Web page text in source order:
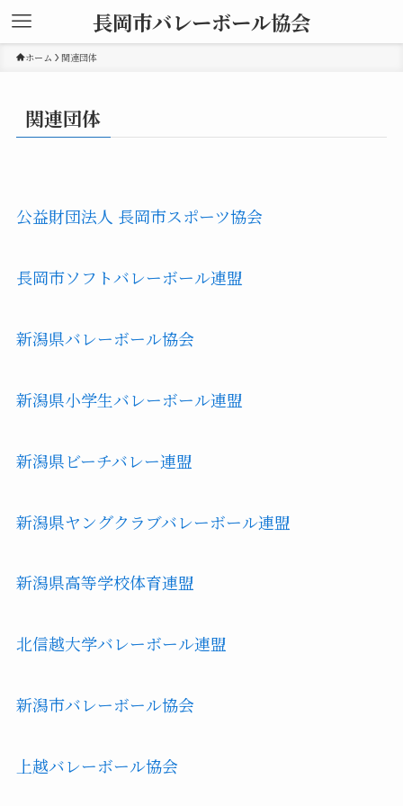
長岡市バレーボール協会
ホーム 関連団体
関連団体
公益財団法人 長岡市スポーツ協会
長岡市ソフトバレーボール連盟
新潟県バレーボール協会
新潟県小学生バレーボール連盟
新潟県ビーチバレー連盟
新潟県ヤングクラブバレーボール連盟
新潟県高等学校体育連盟
北信越大学バレーボール連盟
新潟市バレーボール協会
上越バレーボール協会